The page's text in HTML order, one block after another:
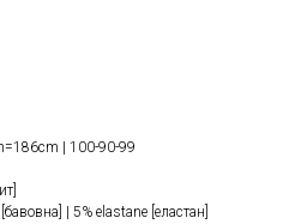
| 100-90-99
| 5% elastane [еластан]